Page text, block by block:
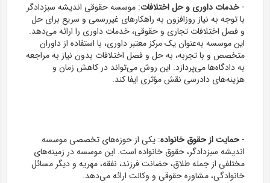
-خدمات داوری و حل اختلافات: موسسه حقوقی اندیشه سبزدادگر
با توجه به نیاز روزافزون به راهکارهای غیررسمی و سریع برای حل
و فصل اختلافات تجاری و حقوقی، خدمات داوری را ارائه می‌دهد.
این موسسه به‌عنوان یک مرکز معتبر داوری، با استفاده از داوران
متخصص و با تجربه، به حل و فصل اختلافات بدون نیاز به مراجعه
به دادگاه‌ها می‌پردازد. این روش می‌تواند در کاهش زمان و
هزینه‌های دادرسی نقش مؤثری ایفا کند.
-حمایت از حقوق خانواده: یکی از حوزه‌های تخصصی موسسه
اندیشه سبزدادگر، حقوق خانواده است. این موسسه در زمینه‌های
مختلفی از جمله طلاق، حضانت فرزند، نفقه، مهریه و دیگر مسائل
خانوادگی، مشاوره حقوقی و وکالت ارائه می‌دهد.